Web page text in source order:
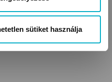
sütiket használja